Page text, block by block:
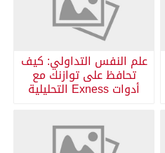
علم النفس التداولي: كيف
تحافظ على توازنك مع
أدوات Exness التحليلية